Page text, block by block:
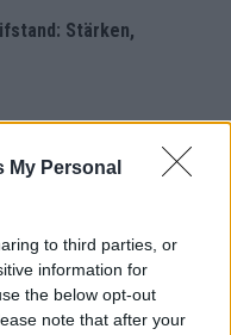
My Personal
to third parties, or
information for
the below opt-out
note that after your
Stärken,
Jury-